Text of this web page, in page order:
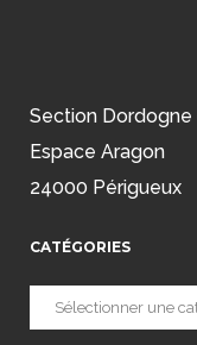
Section Dordogne
Espace Aragon
24000 Périgueux
CATÉGORIES
Catégories